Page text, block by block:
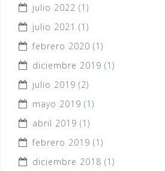
julio 2022 (1)
julio 2021 (1)
febrero 2020 (1)
diciembre 2019 (1)
julio 2019 (2)
mayo 2019 (1)
abril 2019 (1)
febrero 2019 (1)
diciembre 2018 (1)